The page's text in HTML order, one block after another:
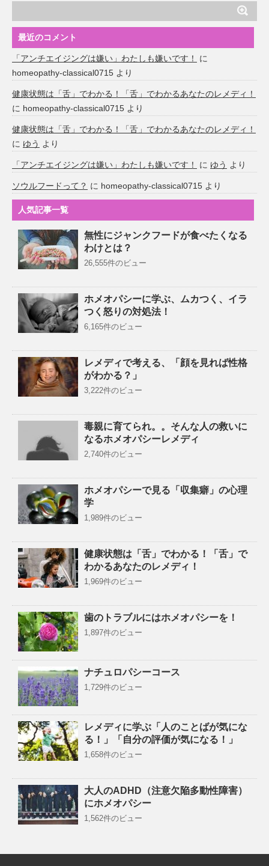
最近のコメント
「アンチエイジングは嫌い」わたしも嫌いです！
に
homeopathy-classical0715 より
健康状態は「舌」でわかる！「舌」でわかるあなたのレメディ！
に homeopathy-classical0715 より
健康状態は「舌」でわかる！「舌」でわかるあなたのレメディ！
に ゆう より
「アンチエイジングは嫌い」わたしも嫌いです！ に ゆう より
ソウルフードって？ に homeopathy-classical0715 より
人気記事一覧
無性にジャンクフードが食べたくなる
わけとは？
26,555件のビュー
ホメオパシーに学ぶ、ムカつく、イラ
つく怒りの対処法！
6,165件のビュー
レメディで考える、「顔を見れば性格
がわかる？」
3,222件のビュー
毒親に育てられ。。そんな人の救いに
なるホメオパシーレメディ
2,740件のビュー
ホメオパシーで見る「収集癖」の心理
学
1,989件のビュー
健康状態は「舌」でわかる！「舌」で
わかるあなたのレメディ！
1,969件のビュー
歯のトラブルにはホメオパシーを！
1,897件のビュー
ナチュロパシーコース
1,729件のビュー
レメディに学ぶ「人のことばが気にな
る！」「自分の評価が気になる！」
1,658件のビュー
大人のADHD（注意欠陥多動性障害）
にホメオパシー
1,562件のビュー